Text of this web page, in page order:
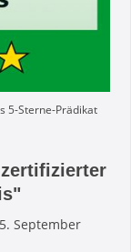
5-Sterne-Prädikat
September